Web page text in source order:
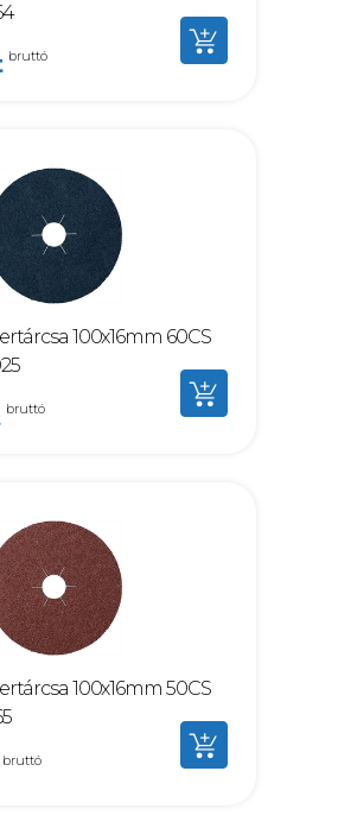
bruttó
100x16mm 60CS
bruttó
100x16mm 50CS
bruttó